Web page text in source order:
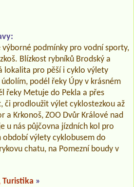
podmínky pro vodní sporty,
Blízkost rybníků Brodský a
lokalita pro pěší i cyklo výlety
podél řeky Úpy v krásném
řeky Metuje do Pekla a přes
či prodloužit výlet cyklostezkou až
a Krkonoš, ZOO Dvůr Králové nad
u nás půjčovna jízdních kol pro
výlety cyklobusem do
chatu, na Pomezní boudy v
Turistika »